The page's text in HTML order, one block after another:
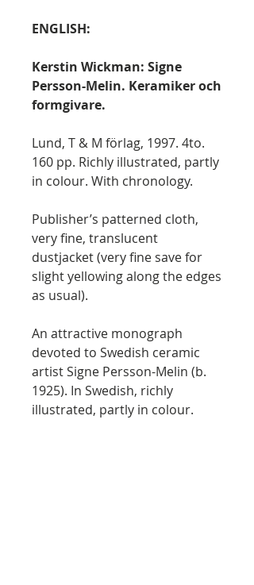
ENGLISH:
Kerstin Wickman: Signe
Persson-Melin. Keramiker och
formgivare.
Lund, T & M förlag, 1997. 4to.
160 pp. Richly illustrated, partly
in colour. With chronology.
Publisher’s patterned cloth,
very fine, translucent
dustjacket (very fine save for
slight yellowing along the edges
as usual).
An attractive monograph
devoted to Swedish ceramic
artist Signe Persson-Melin (b.
1925). In Swedish, richly
illustrated, partly in colour.